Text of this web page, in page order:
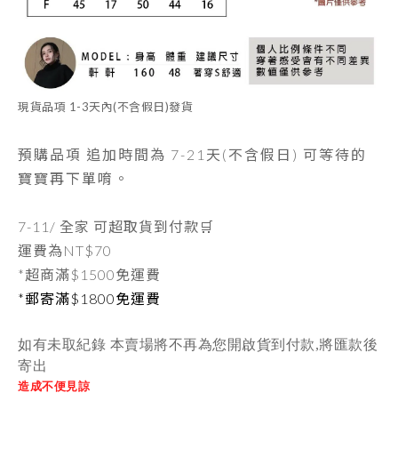
現貨品項 1-3天內(不含假日)發貨
預購品項 追加時間為 7-21天 (不含假日) 可等待的
寶寶再下單唷。
7-11/ 全家 可超取貨到付款🛒
運費為NT$70
*超商滿$1500免運費
*郵寄滿$1800免運費
如有未取紀錄 本賣場將不再為您開啟貨到付款,將匯款後
寄出
造成不便見諒